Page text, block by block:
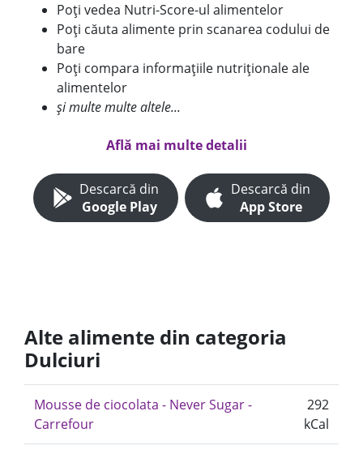
Poți vedea Nutri-Score-ul alimentelor
Poți căuta alimente prin scanarea codului de
bare
Poți compara informațiile nutriționale ale
alimentelor
și multe multe altele...
Află mai multe detalii
Descarcă din
Google Play
Descarcă din
App Store
Alte alimente din categoria
Dulciuri
Mousse de ciocolata - Never Sugar -
Carrefour
292
kCal